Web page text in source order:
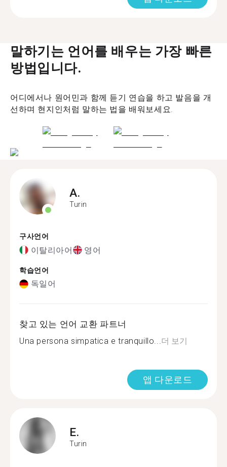
말하기는 언어를 배우는 가장 빠른
방법입니다.
어디에서나 원어민과 함께 듣기 연습을 하고 발음을 개
선하며 현지인처럼 말하는 법을 배워보세요.
A.
Turin
구사언어
이탈리아어 영어
학습언어
독일어
찾고 있는 언어 교환 파트너
Una persona simpatica e tranquillo...더 보기
앱 다운로드
E.
Turin